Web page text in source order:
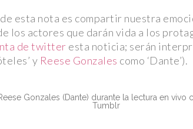
esta nota es compartir nuestra
los actores que darán vida a los
de twitter esta noticia; serán
y Reese Gonzales como ‘Dante’).
Gonzales (Dante) durante la lectura en vivo
Tumblr